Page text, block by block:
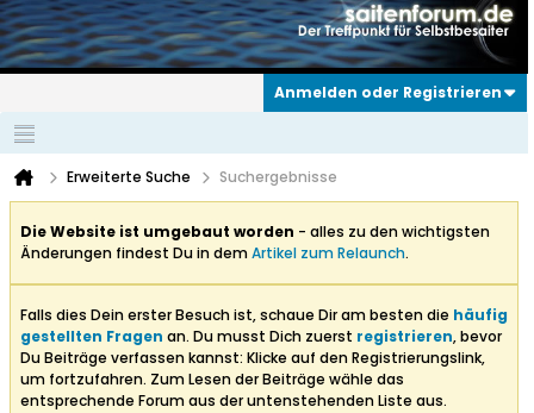
Anmelden oder Registrieren
Erweiterte Suche Suchergebnisse
Die Website ist umgebaut worden - alles zu den wichtigsten
Änderungen findest Du in demArtikel zum Relaunch.
Falls dies Dein erster Besuch ist, schaue Dir am besten die häufig
gestellten Fragen an. Du musst Dich zuerst registrieren, bevor
Du Beiträge verfassen kannst: Klicke auf den Registrierungslink,
um fortzufahren. Zum Lesen der Beiträge wähle das
entsprechende Forum aus der untenstehenden Liste aus.